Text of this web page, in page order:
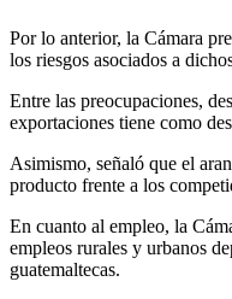
Por lo anterior, la Cámara
los riesgos asociados a
Entre las preocupaciones,
exportaciones tiene como
Asimismo, señaló que el
producto frente a los
En cuanto al empleo, la
empleos rurales y urbanos
guatemaltecas.